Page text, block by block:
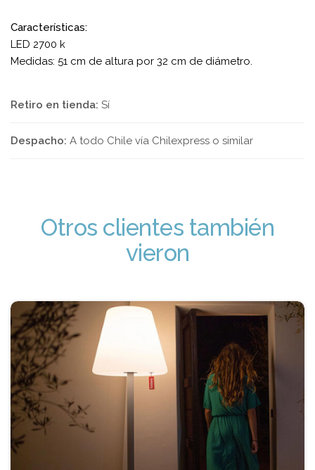
Características:
LED 2700 k
Medidas: 51 cm de altura por 32 cm de diámetro.
Retiro en tienda: Sí
Despacho: A todo Chile vía Chilexpress o similar
Otros clientes también
vieron